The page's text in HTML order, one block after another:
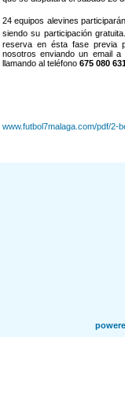
24 equipos alevines
siendo su participación
reserva en ésta fase previa
nosotros enviando un email a
llamando al teléfono 675 080
www.futbol7malaga.com/pdf/2-